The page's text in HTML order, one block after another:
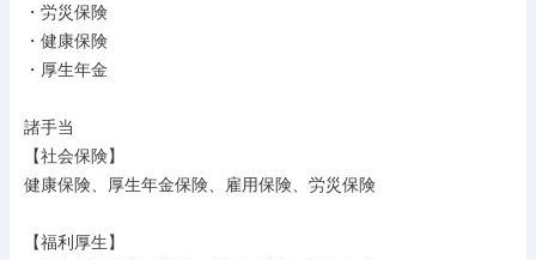
・労災保険
・健康保険
・厚生年金
諸手当
【社会保険】
健康保険、厚生年金保険、雇用保険、労災保険
【福利厚生】